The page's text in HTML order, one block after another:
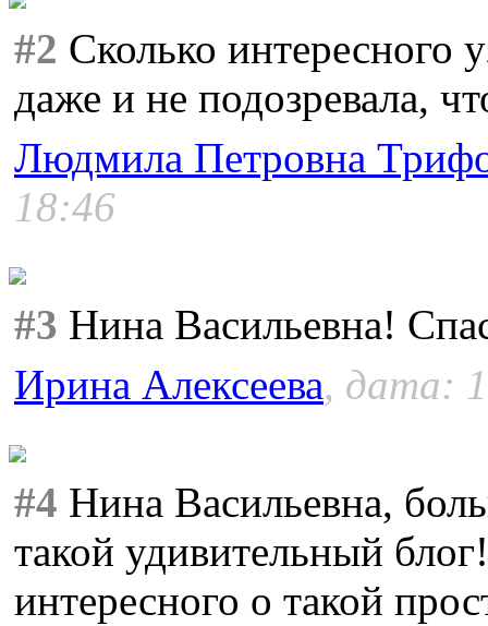
#2 Сколько интересного
даже и не подозревала,
Людмила Петровна
18:46
#3 Нина Васильевна!
Ирина Алексеева, дата:
#4 Нина Васильевна,
такой удивительный
интересного о такой